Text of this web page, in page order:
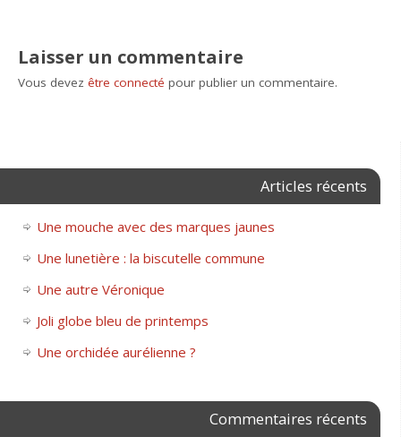
Laisser un commentaire
Vous devezêtre connecté pour publier un commentaire.
Articles récents
Une mouche avec des marques jaunes
Une lunetière : la biscutelle commune
Une autre Véronique
Joli globe bleu de printemps
Une orchidée aurélienne ?
Commentaires récents